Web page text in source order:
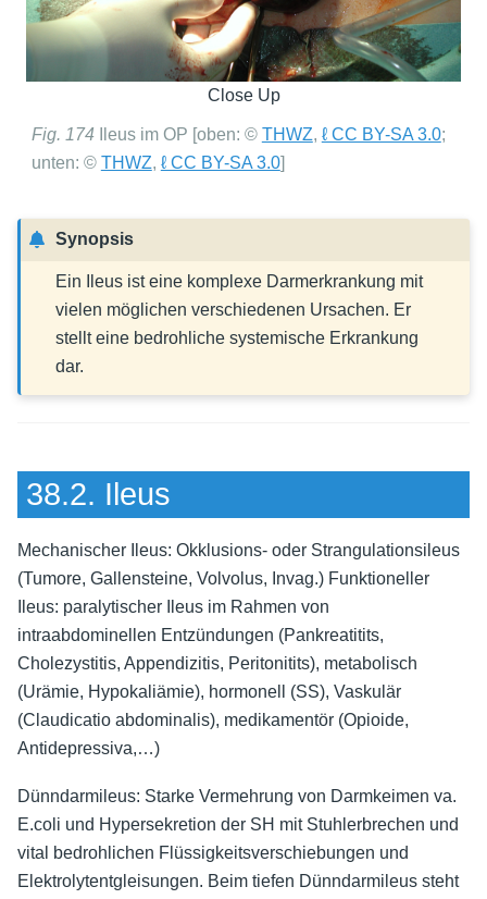
Close Up
Fig. 174 Ileus im OP [oben: © THWZ, ℓ CC BY-SA 3.0;
unten: © THWZ, ℓ CC BY-SA 3.0]
Synopsis
Ein Ileus ist eine komplexe Darmerkrankung mit
vielen möglichen verschiedenen Ursachen. Er
stellt eine bedrohliche systemische Erkrankung
dar.
38.2. Ileus
Mechanischer Ileus: Okklusions- oder Strangulationsileus
(Tumore, Gallensteine, Volvolus, Invag.) Funktioneller
Ileus: paralytischer Ileus im Rahmen von
intraabdominellen Entzündungen (Pankreatitits,
Cholezystitis, Appendizitis, Peritonitits), metabolisch
(Urämie, Hypokaliämie), hormonell (SS), Vaskulär
(Claudicatio abdominalis), medikamentör (Opioide,
Antidepressiva,…)
Dünndarmileus: Starke Vermehrung von Darmkeimen va.
E.coli und Hypersekretion der SH mit Stuhlerbrechen und
vital bedrohlichen Flüssigkeitsverschiebungen und
Elektrolytentgleisungen. Beim tiefen Dünndarmileus steht